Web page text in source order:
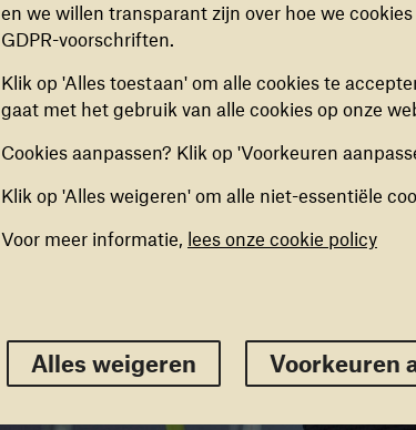
ANALYTISCHE COOKIES
gebruiken, door (anoniem) gegevens te
verbeteringen door te voeren. Deze
uitschakelen.
MARKETING COOKIES
Deze cookies stellen ons in staat om
aan te bieden op basis van surfgedrag
Alles weigeren
en we willen transparant zijn over hoe we
GDPR-voorschriften.
Klik op 'Alles toestaan' om alle cookies te
gaat met het gebruik van alle cookies op onze
Cookies aanpassen? Klik op 'Voorkeuren
Klik op 'Alles weigeren' om alle niet-essentiële
Voor meer informatie, lees onze cookie policy
Alles weigeren Voorkeuren